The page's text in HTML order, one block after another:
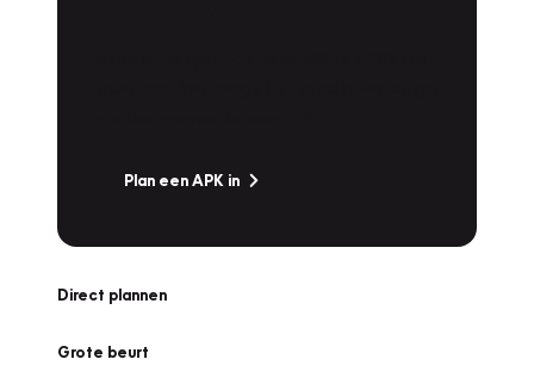
Plan een APK in
Direct plannen
Grote beurt